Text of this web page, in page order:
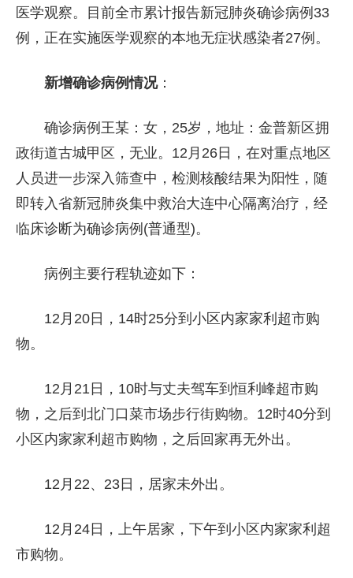
医学观察。目前全市累计报告新冠肺炎确诊病例33
例，正在实施医学观察的本地无症状感染者27例。
新增确诊病例情况：
确诊病例王某：女，25岁，地址：金普新区拥
政街道古城甲区，无业。12月26日，在对重点地区
人员进一步深入筛查中，检测核酸结果为阳性，随
即转入省新冠肺炎集中救治大连中心隔离治疗，经
临床诊断为确诊病例(普通型)。
病例主要行程轨迹如下：
12月20日，14时25分到小区内家家利超市购
物。
12月21日，10时与丈夫驾车到恒利峰超市购
物，之后到北门口菜市场步行街购物。12时40分到
小区内家家利超市购物，之后回家再无外出。
12月22、23日，居家未外出。
12月24日，上午居家，下午到小区内家家利超
市购物。